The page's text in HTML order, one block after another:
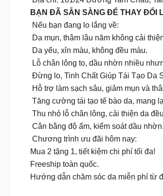
BẠN ĐÃ SẴN SÀNG ĐỂ THAY ĐỔI
Nếu bạn đang lo lắng về:
Da mụn, thâm lâu năm không cải
Da yếu, xỉn màu, không đều màu.
Lỗ chân lông to, dầu nhờn nhiều
Đừng lo, Tinh Chất Giúp Tái Tạo Da
Hỗ trợ làm sạch sâu, giảm mụn và
Tăng cường tái tạo tế bào da, mang
Thu nhỏ lỗ chân lông, cải thiện da
Cân bằng độ ẩm, kiểm soát dầu nhờn.
Chương trình ưu đãi hôm nay:
Mua 2 tặng 1, tiết kiệm chi phí tối đa!
Freeship toàn quốc.
Hướng dẫn chăm sóc da miễn phí từ